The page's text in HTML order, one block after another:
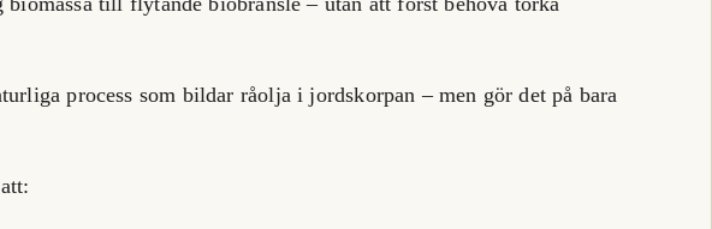
process som bildar råolja i jordskorpan – men gör det på bara